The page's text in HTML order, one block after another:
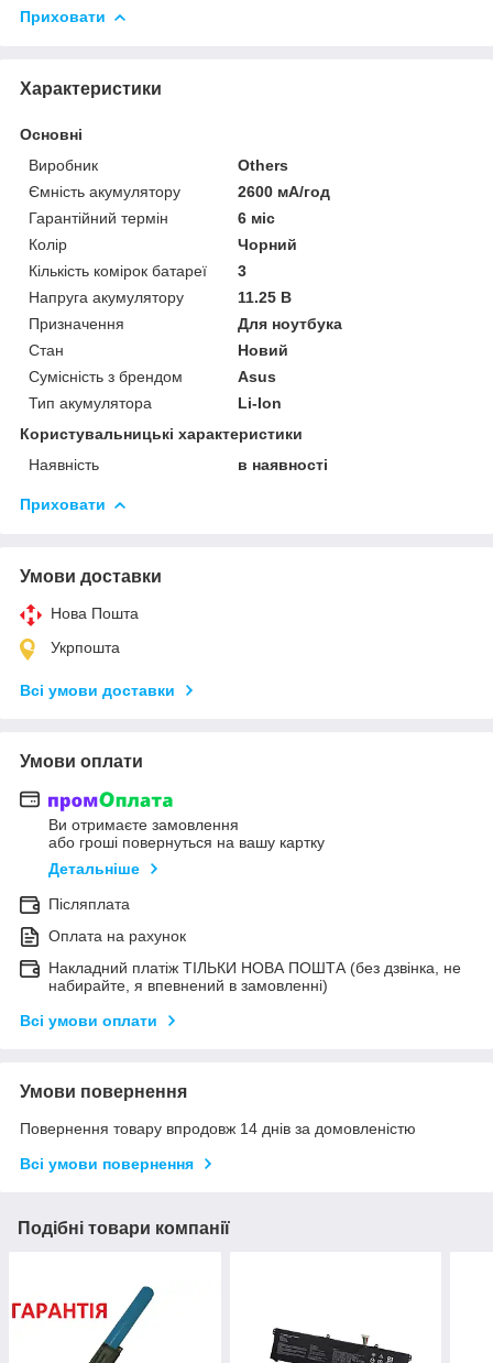
Приховати
Характеристики
Основні
Виробник
Others
Ємність акумулятору
2600 мА/год
Гарантійний термін
6 міс
Колір
Чорний
Кількість комірок батареї
3
Напруга акумулятору
11.25 В
Призначення
Для ноутбука
Стан
Новий
Сумісність з брендом
Asus
Тип акумулятора
Li-Ion
Користувальницькі характеристики
Наявність
в наявності
Приховати
Умови доставки
Нова Пошта
Укрпошта
Всі умови доставки
Умови оплати
Ви отримаєте замовлення
або гроші повернуться на вашу картку
Детальніше
Післяплата
Оплата на рахунок
Накладний платіж ТІЛЬКИ НОВА ПОШТА (без дзвінка, не
набирайте, я впевнений в замовленні)
Всі умови оплати
Умови повернення
Повернення товару впродовж 14 днів за домовленістю
Всі умови повернення
Подібні товари компанії